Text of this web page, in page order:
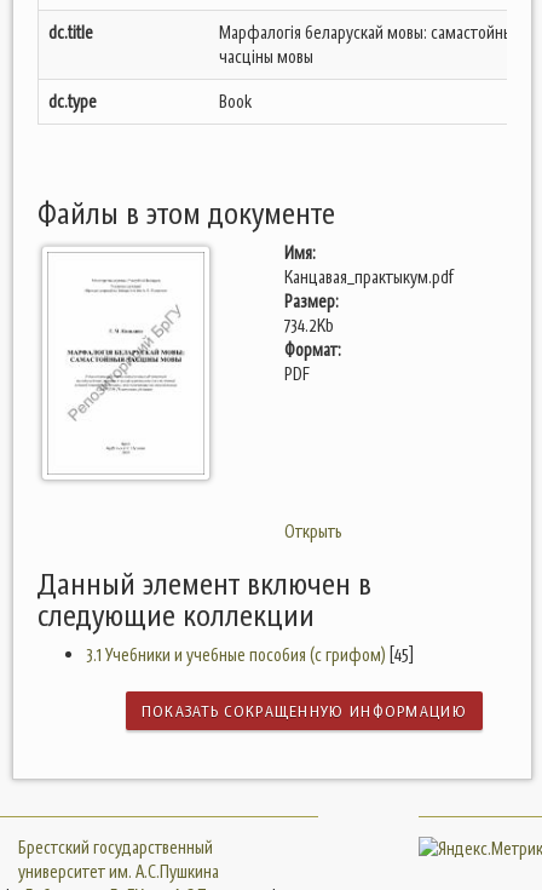
dc.title
Марфалогiя беларускай мовы: самастойныя
часцiны мовы
dc.type
Book
Файлы в этом документе
Имя:
Канцавая_практыкум.pdf
Размер:
734.2Kb
Формат:
PDF
Открыть
Данный элемент включен в
следующие коллекции
3.1 Учебники и учебные пособия (с грифом) [45]
ПОКАЗАТЬ СОКРАЩЕННУЮ ИНФОРМАЦИЮ
Брестский государственный
университет им. А.С.Пушкина